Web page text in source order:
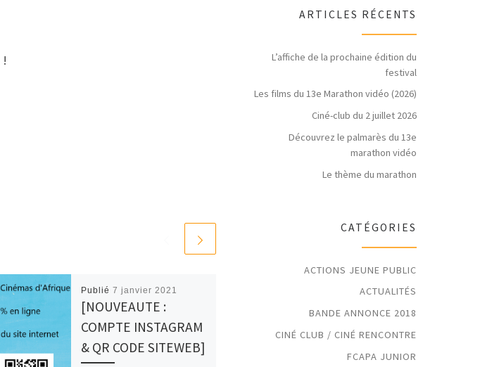
Publié 7 janvier 2021
[NOUVEAUTE :
COMPTE INSTAGRAM
& QR CODE SITEWEB]
Publié18 mars 2021
[CINE-RENCONTRES :
ARTICLES RÉCENTS
L’affiche de la prochaine édition du
festival
Les films du 13e Marathon vidéo (2026)
Ciné-club du 2 juillet 2026
Découvrez le palmarès du 13e
marathon vidéo
Le thème du marathon
CATÉGORIES
ACTIONS JEUNE PUBLIC
ACTUALITÉS
BANDE ANNONCE 2018
CINÉ CLUB / CINÉ RENCONTRE
FCAPA JUNIOR